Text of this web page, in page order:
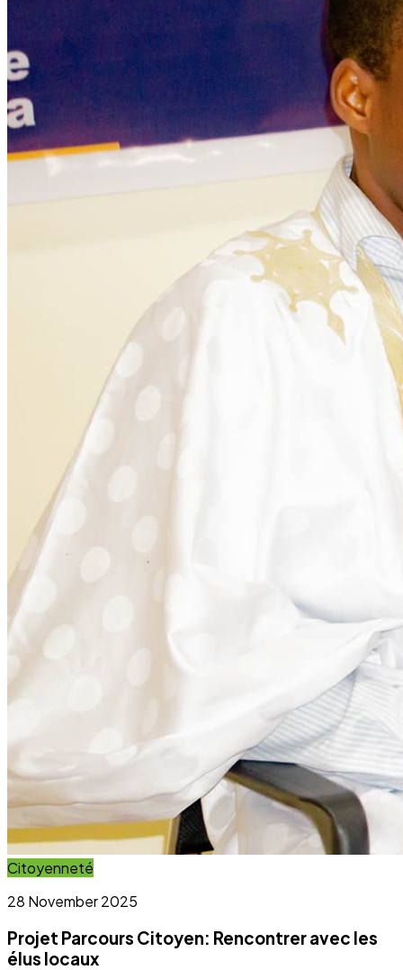
Development
Programmes éducationels
Lire la suite
Notre Quotidien
Activités au cœur des communautés
Nous intervenons sur plusieurs fronts pour assurer un
développement équitable et durable. Découvrez
comment nous agissons chaque jour.
Programmes Éducationels
Activité régulière
Forum de Sensibilisation
Activité régulière
Campagne Sanitaire
Activité régulière
Ateliers communautaires